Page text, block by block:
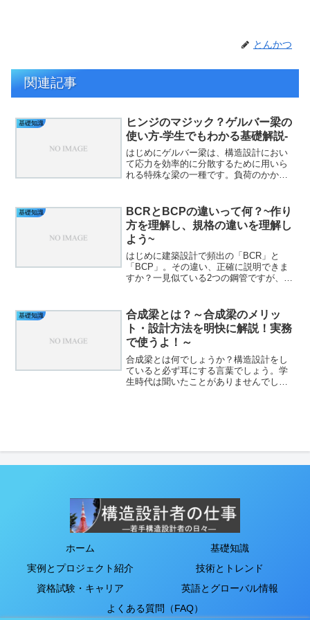
とんかつ
関連記事
基礎知識
ヒンジのマジック？ゲルバー梁の
使い方-学生でもわかる基礎解説-
はじめにゲルバー梁は、構造設計におい
て応力を効率的に分散するために用いら
れる特殊な梁の一種です。負荷のかかる
ります。初心者にとっては少し難解に思
えるかもしれませんが、こ...
基礎知識
BCRとBCPの違いって何？~作り
方を理解し、規格の違いを理解し
よう~
はじめに建築設計で頻出の「BCR」と
「BCP」。その違い、正確に説明できま
すか？一見似ている2つの鋼管ですが、実
やすい対話形式で、それぞれの特徴や使
い分けのコツを解説。設...
基礎知識
合成梁とは？～合成梁のメリッ
ト・設計方法を明快に解説！実務
で使うよ！～
合成梁とは何でしょうか？構造設計をし
ていると必ず耳にする言葉でしょう。学
生時代は聞いたことがありませんでし
ホーム
基礎知識
実例とプロジェクト紹介
技術とトレンド
資格試験・キャリア
英語とグローバル情報
よくある質問（FAQ）